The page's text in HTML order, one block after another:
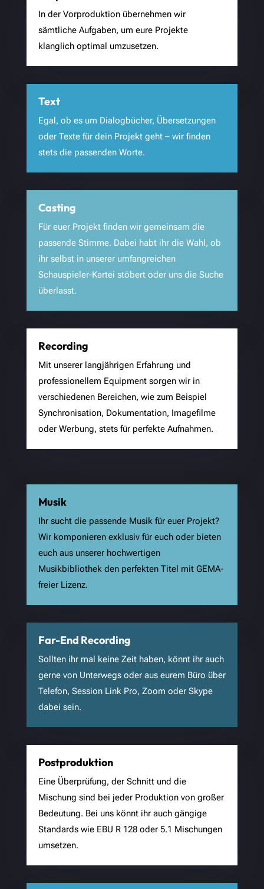
In der Vorproduktion übernehmen wir
sämtliche Aufgaben, um eure Projekte
klanglich optimal umzusetzen.
Text
Egal, ob es um Dialogbücher, Übersetzungen
oder Texte für dein Projekt geht – wir finden
stets die passenden Worte.
Casting
Für euer Projekt finden wir gemeinsam die
passende Stimme. Dabei habt ihr die Wahl, ob
ihr selbst in unserer umfangreichen
Schauspieler-Kartei stöbert oder uns die Suche
überlasst.
Recording
Mit unserer langjährigen Erfahrung und
professionellem Equipment sorgen wir in
verschiedenen Bereichen, wie zum Beispiel
Synchronisation, Dokumentation, Imagefilme
oder Werbung, stets für perfekte Aufnahmen.
Musik
Ihr sucht die passende Musik für euer Projekt?
Wir komponieren exklusiv für euch oder bieten
euch aus unserer hochwertigen
Musikbibliothek den perfekten Titel mit GEMA-
freier Lizenz.
Far-End Recording
Sollten ihr mal keine Zeit haben, könnt ihr auch
gerne von Unterwegs oder aus eurem Büro über
Telefon, Session Link Pro, Zoom oder Skype
dabei sein.
Postproduktion
Eine Überprüfung, der Schnitt und die
Mischung sind bei jeder Produktion von großer
Bedeutung. Bei uns könnt ihr auch gängige
Standards wie EBU R 128 oder 5.1 Mischungen
umsetzen.